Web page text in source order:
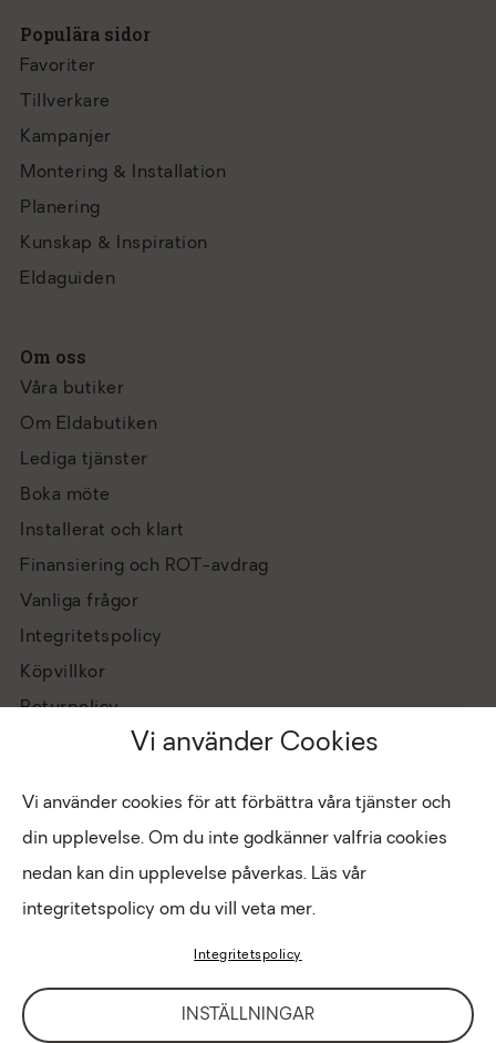
Vi använder Cookies
Vi använder cookies för att förbättra våra tjänster och
din upplevelse. Om du inte godkänner valfria cookies
nedan kan din upplevelse påverkas. Läs vår
integritetspolicy om du vill veta mer.
Integritetspolicy
INSTÄLLNINGAR
Populära sidor
Favoriter
Tillverkare
Kampanjer
Montering & Installation
Planering
Kunskap & Inspiration
Eldaguiden
Om oss
Våra butiker
Om Eldabutiken
Lediga tjänster
Boka möte
Installerat och klart
Finansiering och ROT-avdrag
Vanliga frågor
Integritetspolicy
Köpvillkor
Returpolicy
Copyright © 2026 Eldabutiken
LOGIN FÖR BUTIK